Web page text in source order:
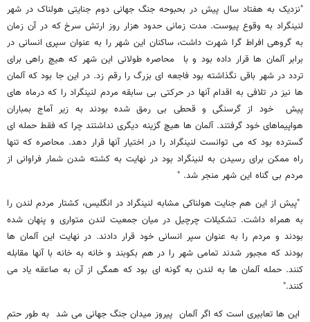
"نزدیک به هفتاد سال پیش در بحبوحه جنگ جهانی دوم جنایتی هولناک در شهر
لنینگراد به وقوع پیوست. مدت زمانی حدود هزار روز ارتش سرخ که در آن زمان
به گروهی افراط گرا شهرت داشت، ساکنان این شهر را به عنوان سپری انسانی در
برابر آلمان ها قرار داده بود و با محاصره طولانی این شهر که هیچ راهی برای
تردد در شهر باقی نگذاشته بود فاجعه ای بزرگ را رقم زد. در این جا بود که آلمان
ها نیز در تلافی به اقدام آنها در حرکتی بی سابقه مردم لنینگراد را که درماه های
پیش خود از گرسنگی و قحطی بی رمق شده بودند به زیر آماج بمباران
هواپیماهای خود گرفتند. آلمان ها هیچ گزینه دیگری نداشتند چرا که فقط حمله ای
گسترده بود که می توانست لنینگراد را در اختیار آنها قرار دهد. محاصره که تنها
راه ممکن برای رسیدن به لنینگراد بود در نهایت به کشته شدن شمار فراوانی از
مردم بی گناه این شهر منجر شد. "
"پیش از این هم جنایت هولناکی مشابه لنینگراد در انگلیس، کشتار مردم لندن را
به همراه داشت. تشکیلات چرچیل در میان جمعیت لندن متواری و پنهان شده
بودند و مردم را به عنوان سپر انسانی خود قرار دادند. در نهایت این آلمان ها
بودند که مجبور شدند تمامی شهر را در هم بکوبند و خانه به خانه با آنها مقابله
کنند. حمله آلمان ها به لندن به گونه ای بود که همگی از آن به صاعقه یاد می
کنند."
این ها تعابیری است که اگر آلمان پیروز میدان جنگ جهانی می شد به طور حتم